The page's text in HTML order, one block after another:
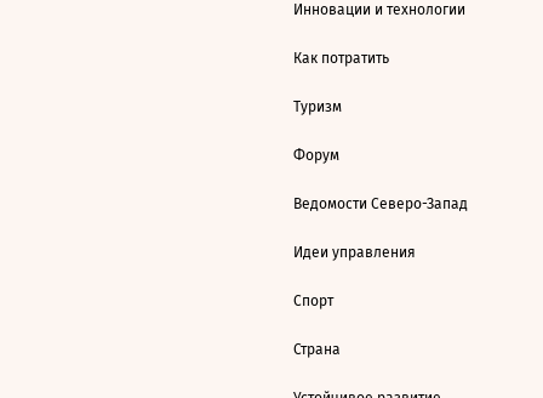
Инновации и технологии
Как потратить
Туризм
Форум
Ведомости Северо-Запад
Идеи управления
Спорт
Страна